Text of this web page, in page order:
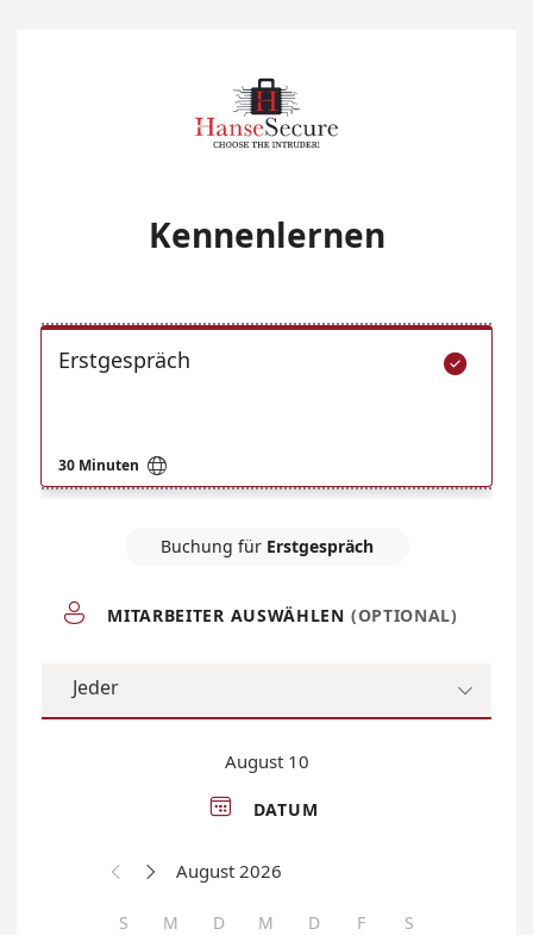
Kennenlernen

Erstgespräch
30 Minuten 
Buchung fürErstgespräch
 MITARBEITER AUSWÄHLEN (OPTIONAL)
Jeder 
August 10
 DATUM
  August 2026
S M D M D F S